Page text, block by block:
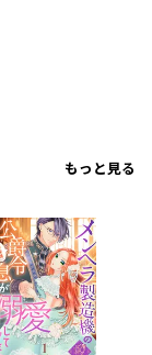
もっと見る